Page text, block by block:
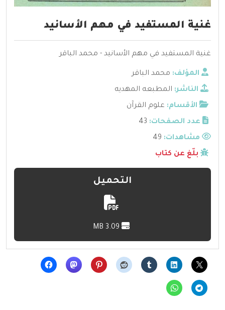
غنية المستفيد في مهم الأسانيد
غنية المستفيد في مهم الأسانيد - محمد الباقر
المؤلف: محمد الباقر
الناشر: المطبعه المهديه
الأقسام: علوم القرآن
عدد الصفحات: 43
مشاهدات:
بلّغ عن كتاب
التحميل